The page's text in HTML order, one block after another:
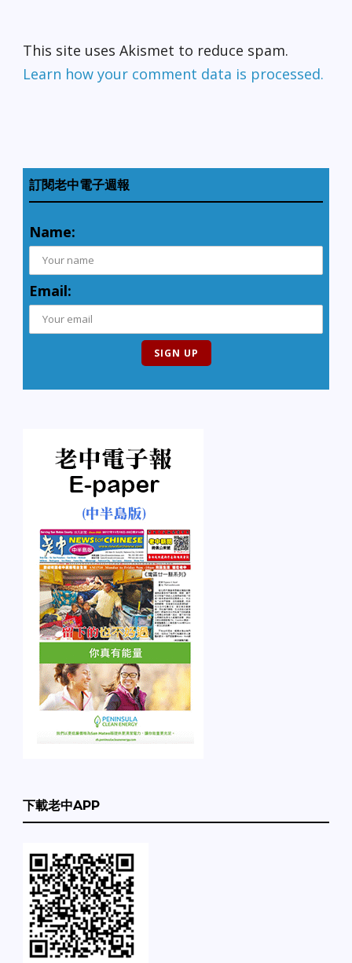
This site uses Akismet to reduce spam.
Learn how your comment data is processed.
訂閱老中電子週報
Name:
Email:
下載老中APP